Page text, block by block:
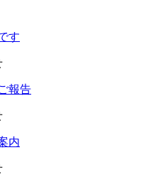
す
報告
内